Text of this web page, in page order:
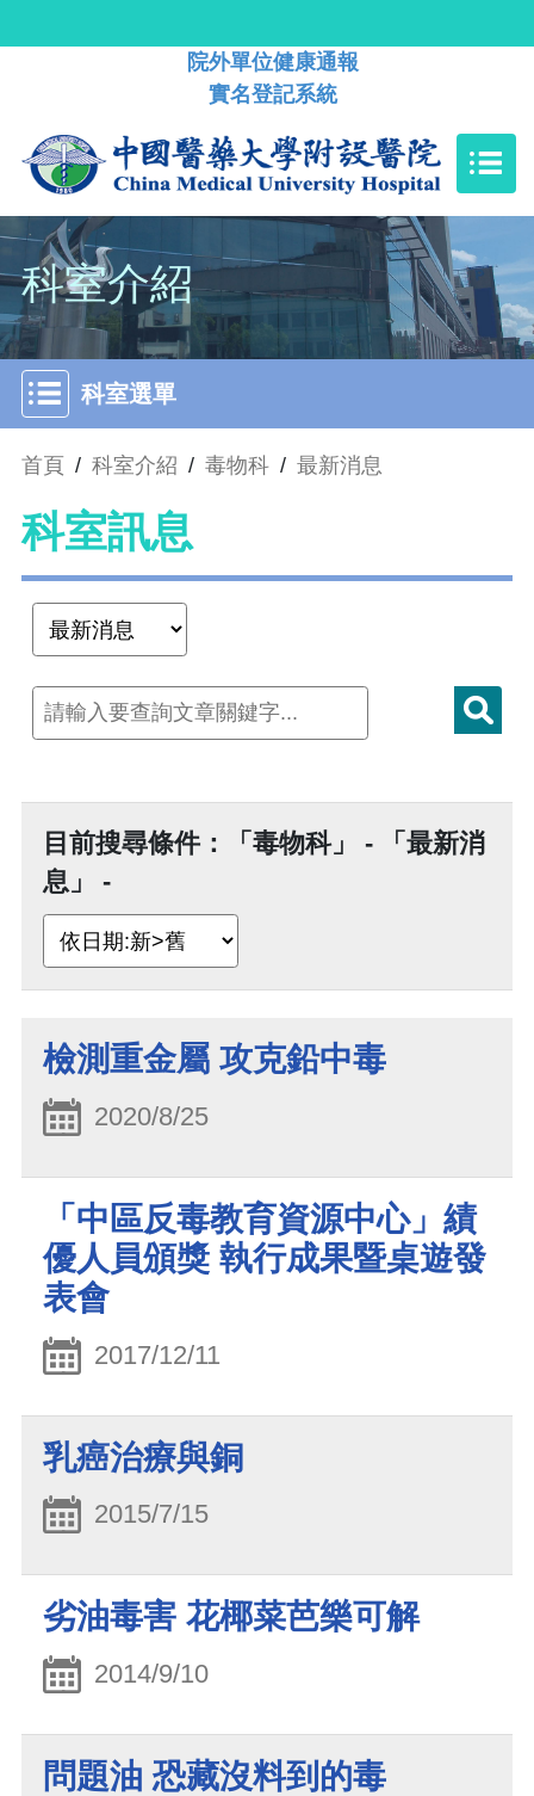
院外單位健康通報
實名登記系統
科室介紹
科室選單
首頁 / 科室介紹 / 毒物科 / 最新消息
科室訊息
目前搜尋條件：「毒物科」 - 「最新消
息」 -
檢測重金屬 攻克鉛中毒
2020/8/25
「中區反毒教育資源中心」績
優人員頒獎 執行成果暨桌遊發
表會
2017/12/11
乳癌治療與銅
2015/7/15
劣油毒害 花椰菜芭樂可解
2014/9/10
問題油 恐藏沒料到的毒